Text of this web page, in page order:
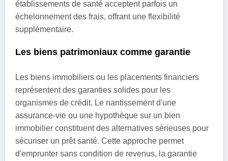
établissements de santé acceptent parfois un
échelonnement des frais, offrant une flexibilité
supplémentaire.
Les biens patrimoniaux comme garantie
Les biens immobiliers ou les placements financiers
représentent des garanties solides pour les
organismes de crédit. Le nantissement d'une
assurance-vie ou une hypothèque sur un bien
immobilier constituent des alternatives sérieuses pour
sécuriser un prêt santé. Cette approche permet
d'emprunter sans condition de revenus, la garantie